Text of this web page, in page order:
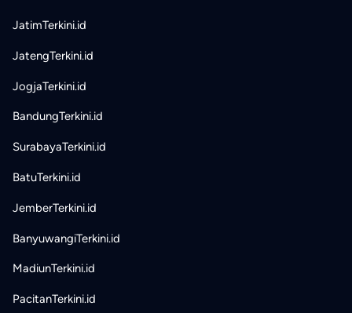
JatimTerkini.id
JatengTerkini.id
JogjaTerkini.id
BandungTerkini.id
SurabayaTerkini.id
BatuTerkini.id
JemberTerkini.id
BanyuwangiTerkini.id
MadiunTerkini.id
PacitanTerkini.id